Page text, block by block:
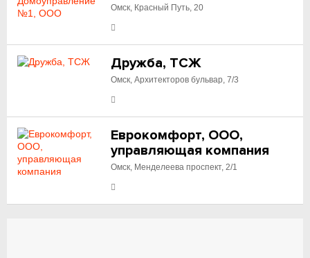
Омск, Красный Путь, 20
Дружба, ТСЖ
Омск, Архитекторов бульвар, 7/3
Еврокомфорт, ООО,
управляющая компания
Омск, Менделеева проспект, 2/1